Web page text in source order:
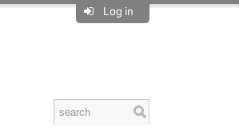
Log in